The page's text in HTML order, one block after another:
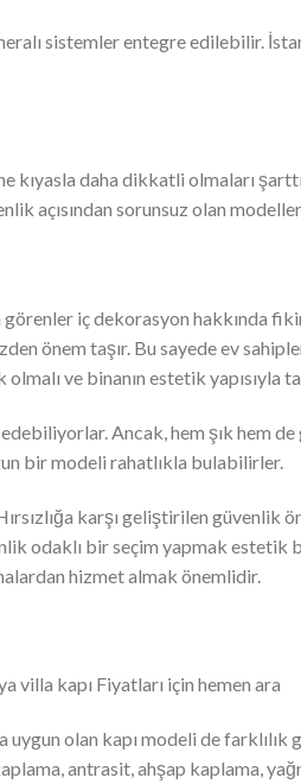
sistemler entegre edilebilir.
kıyasla daha dikkatli olmaları
açısından sorunsuz olan
görenler iç dekorasyon hakkında
önem taşır. Bu sayede ev
ve binanın estetik yapısıyla
Ancak, hem şık hem
bir modeli rahatlıkla bulabilirler.
karşı geliştirilen güvenlik
odaklı bir seçim yapmak estetik
hizmet almak önemlidir.
villa kapı Fiyatları için hemen ara
olan kapı modeli de farklılık
antrasit, ahşap kaplama,